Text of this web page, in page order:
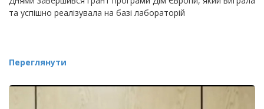
та успішно реалізувала на базі лабораторій
Переглянути